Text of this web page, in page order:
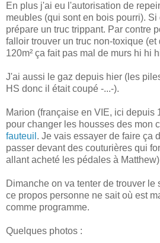
En plus j'ai eu l'autorisation de
meubles (qui sont en bois pourri).
prépare un truc trippant. Par contre
falloir trouver un truc non-toxique
120m² ça fait pas mal de murs hi hi
J'ai aussi le gaz depuis hier (les
HS donc il était coupé -...-).
Marion (française en VIE, ici depuis
pour changer les housses des mon
fauteuil . Je vais essayer de faire ça
passer devant des couturières qui
allant acheté les pédales à
Dimanche on va tenter de trouver le
ce propos personne ne sait où est
comme programme.
Quelques photos :